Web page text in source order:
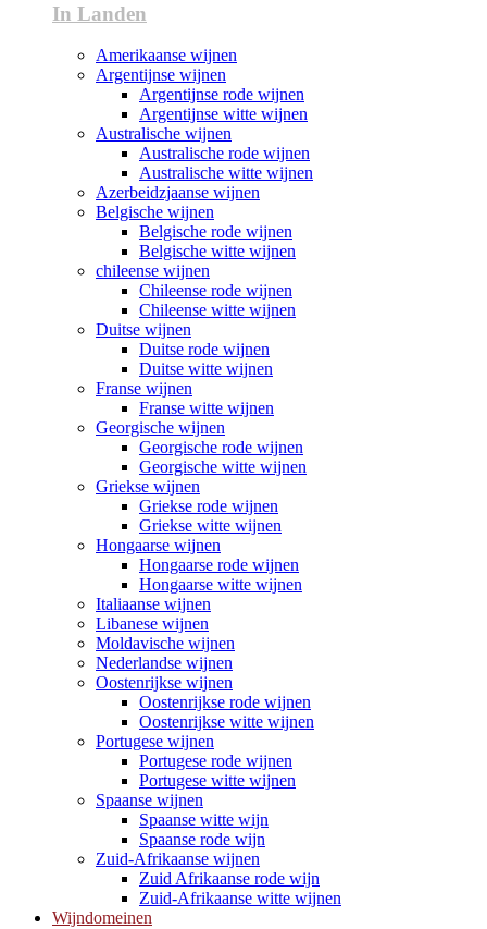
In Landen
Amerikaanse wijnen
Argentijnse wijnen
Argentijnse rode wijnen
Argentijnse witte wijnen
Australische wijnen
Australische rode wijnen
Australische witte wijnen
Azerbeidzjaanse wijnen
Belgische wijnen
Belgische rode wijnen
Belgische witte wijnen
chileense wijnen
Chileense rode wijnen
Chileense witte wijnen
Duitse wijnen
Duitse rode wijnen
Duitse witte wijnen
Franse wijnen
Franse witte wijnen
Georgische wijnen
Georgische rode wijnen
Georgische witte wijnen
Griekse wijnen
Griekse rode wijnen
Griekse witte wijnen
Hongaarse wijnen
Hongaarse rode wijnen
Hongaarse witte wijnen
Italiaanse wijnen
Libanese wijnen
Moldavische wijnen
Nederlandse wijnen
Oostenrijkse wijnen
Oostenrijkse rode wijnen
Oostenrijkse witte wijnen
Portugese wijnen
Portugese rode wijnen
Portugese witte wijnen
Spaanse wijnen
Spaanse witte wijn
Spaanse rode wijn
Zuid-Afrikaanse wijnen
Zuid Afrikaanse rode wijn
Zuid-Afrikaanse witte wijnen
Wijndomeinen